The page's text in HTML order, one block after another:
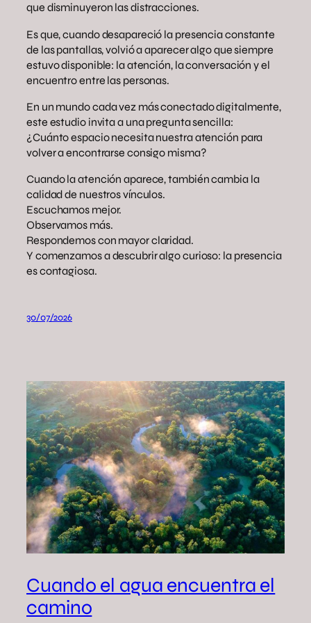
que disminuyeron las distracciones.
Es que, cuando desapareció la presencia constante
de las pantallas, volvió a aparecer algo que siempre
estuvo disponible: la atención, la conversación y el
encuentro entre las personas.
En un mundo cada vez más conectado digitalmente,
este estudio invita a una pregunta sencilla:
¿Cuánto espacio necesita nuestra atención para
volver a encontrarse consigo misma?
Cuando la atención aparece, también cambia la
calidad de nuestros vínculos.
Escuchamos mejor.
Observamos más.
Respondemos con mayor claridad.
Y comenzamos a descubrir algo curioso: la presencia
es contagiosa.
30/07/2026
Cuando el agua encuentra el
camino